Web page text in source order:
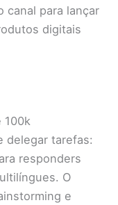
canal para lançar
digitais
100k
delegar tarefas:
responders
O
e